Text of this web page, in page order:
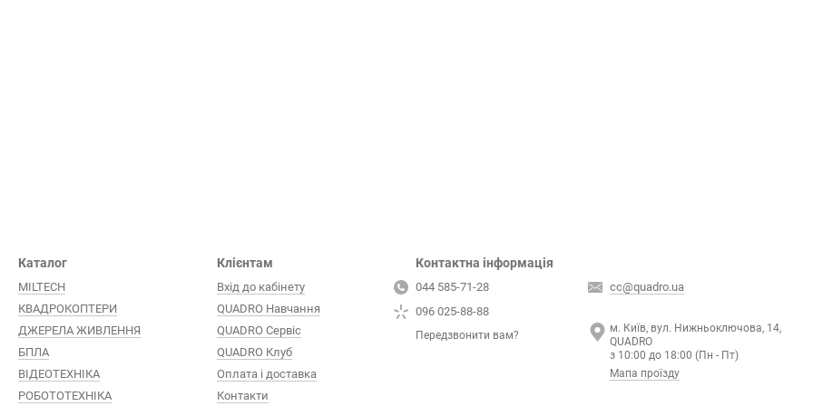
Каталог
MILTECH
КВАДРОКОПТЕРИ
ДЖЕРЕЛА ЖИВЛЕННЯ
БПЛА
ВІДЕОТЕХНІКА
РОБОТОТЕХНІКА
Клієнтам
Вхід до кабінету
QUADRO Навчання
QUADRO Сервіc
QUADRO Клуб
Оплата і доставка
Контакти
Контактна інформація
044 585-71-28
096 025-88-88
Передзвонити вам?
cc@quadro.ua
м. Київ, вул. Нижньоключова, 14,
QUADRO
з 10:00 до 18:00 (Пн - Пт)
Мапа проїзду